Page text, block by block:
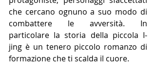
che cercano ognuno a suo modo di
combattere le avversità. In
particolare la storia della piccola I-
jing è un tenero piccolo romanzo di
formazione che ti scalda il cuore.